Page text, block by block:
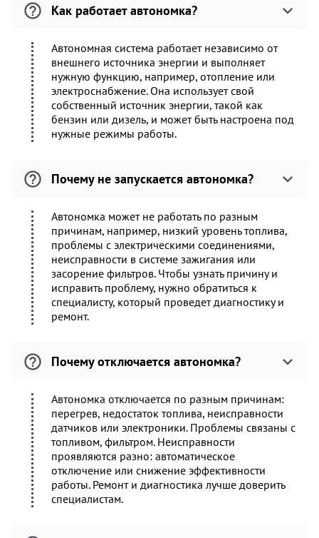
Как работает автономка?
Автономная система работает независимо от
внешнего источника энергии и выполняет
нужную функцию, например, отопление или
электроснабжение. Она использует свой
собственный источник энергии, такой как
бензин или дизель, и может быть настроена под
нужные режимы работы.
Почему не запускается автономка?
Автономка может не работать по разным
причинам, например, низкий уровень топлива,
проблемы с электрическими соединениями,
неисправности в системе зажигания или
засорение фильтров. Чтобы узнать причину и
исправить проблему, нужно обратиться к
специалисту, который проведет диагностику и
ремонт.
Почему отключается автономка?
Автономка отключается по разным причинам:
перегрев, недостаток топлива, неисправности
датчиков или электроники. Проблемы связаны с
топливом, фильтром. Неисправности
проявляются разно: автоматическое
отключение или снижение эффективности
работы. Ремонт и диагностика лучше доверить
специалистам.